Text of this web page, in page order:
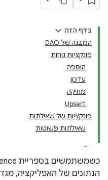
בדף הזה
המבנה של DAO
פונקציות נוחות
הוספה
עדכון
מחיקה
Upsert
פונקציות של שאילתות
שאילתות פשוטות
הנתונים של האפליקציה,